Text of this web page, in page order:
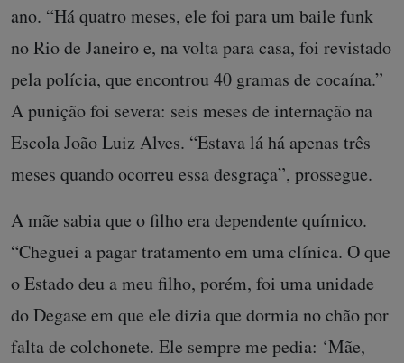
ano. “Há quatro meses, ele foi para um baile funk
no Rio de Janeiro e, na volta para casa, foi revistado
pela polícia, que encontrou 40 gramas de cocaína.”
A punição foi severa: seis meses de internação na
Escola João Luiz Alves. “Estava lá há apenas três
meses quando ocorreu essa desgraça”, prossegue.
A mãe sabia que o filho era dependente químico.
“Cheguei a pagar tratamento em uma clínica. O que
o Estado deu a meu filho, porém, foi uma unidade
do Degase em que ele dizia que dormia no chão por
falta de colchonete. Ele sempre me pedia: ‘Mãe,